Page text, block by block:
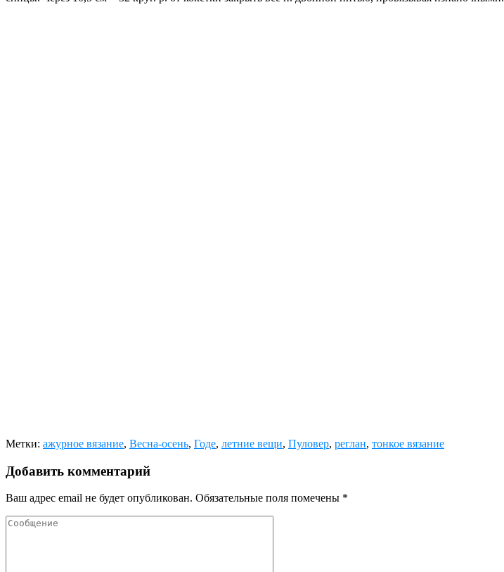
Метки: ажурное вязание, Весна-осень, Годе, летние вещи, Пуловер, реглан, тонкое вязание
Добавить комментарий
Ваш адрес email не будет опубликован. Обязательные поля помечены *